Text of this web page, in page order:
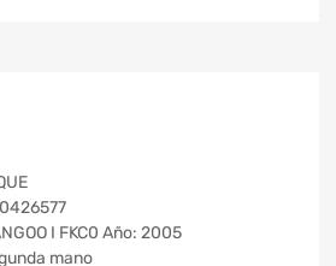
I FKC0 Año: 2005
mano